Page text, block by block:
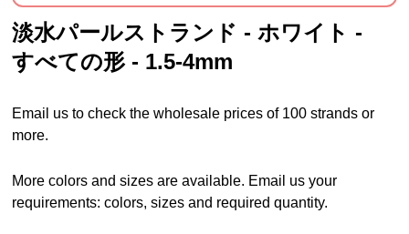
淡水パールストランド - ホワイト -
すべての形 - 1.5-4mm
Email us to check the wholesale prices of 100 strands or
more.
More colors and sizes are available. Email us your
requirements: colors, sizes and required quantity.